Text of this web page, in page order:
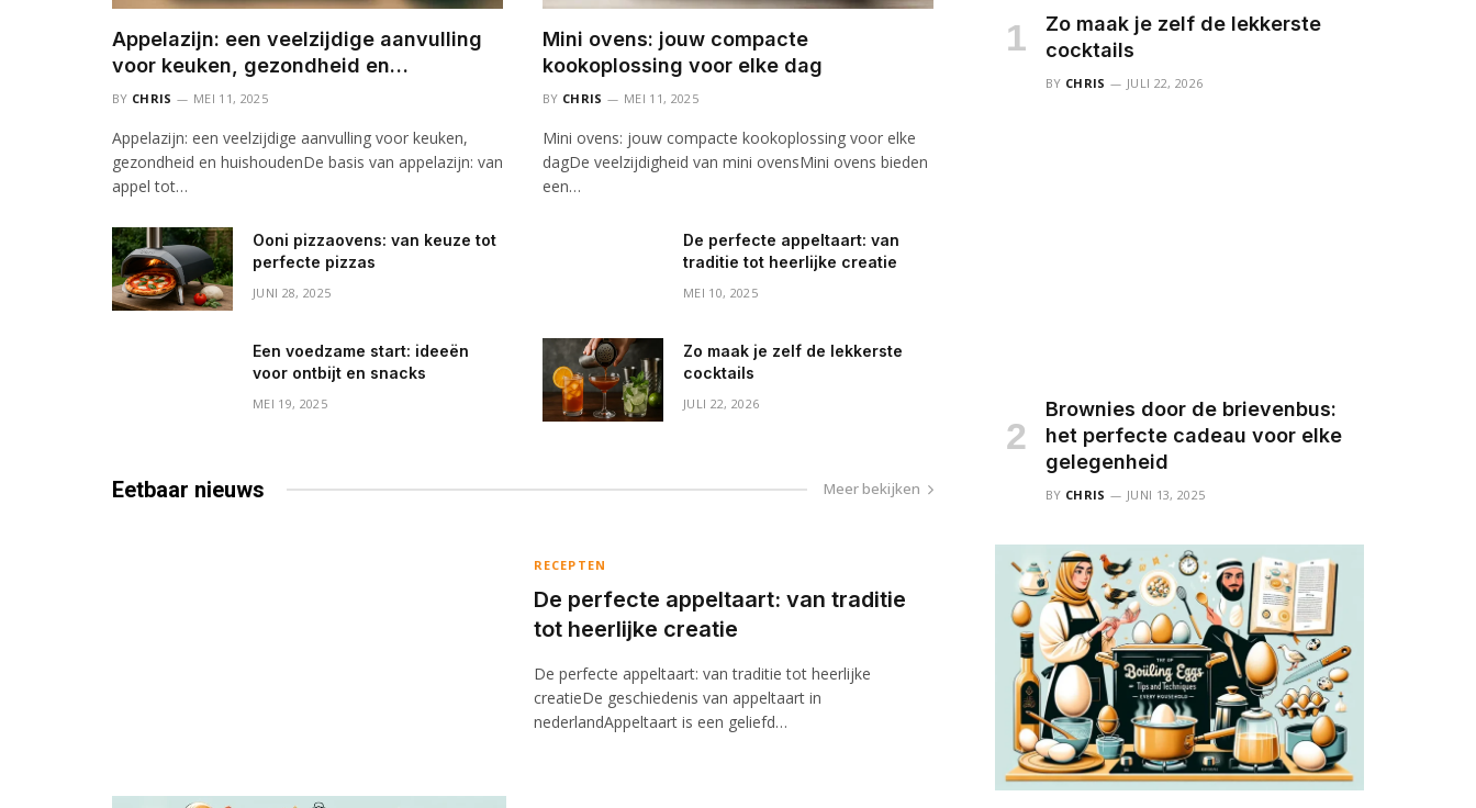
Appelazijn: een veelzijdige aanvulling
voor keuken, gezondheid en
huishouden
BY CHRIS MEI 11, 2025
Appelazijn: een veelzijdige aanvulling voor keuken,
gezondheid en huishoudenDe basis van appelazijn: van
appel tot…
Mini ovens: jouw compacte
kookoplossing voor elke dag
BY CHRIS MEI 11, 2025
Mini ovens: jouw compacte kookoplossing voor elke
dagDe veelzijdigheid van mini ovensMini ovens bieden
een…
Ooni pizzaovens: van keuze tot
perfecte pizzas
JUNI 28, 2025
De perfecte appeltaart: van
traditie tot heerlijke creatie
MEI 10, 2025
Een voedzame start: ideeën
voor ontbijt en snacks
MEI 19, 2025
Zo maak je zelf de lekkerste
cocktails
JULI 22, 2026
Eetbaar nieuws Meer bekijken
RECEPTEN
De perfecte appeltaart: van traditie
tot heerlijke creatie
De perfecte appeltaart: van traditie tot heerlijke
creatieDe geschiedenis van appeltaart in
nederlandAppeltaart is een geliefd…
Zo maak je zelf de lekkerste
cocktails
BY CHRIS JULI 22, 2026
Brownies door de brievenbus:
het perfecte cadeau voor elke
gelegenheid
BY CHRIS JUNI 13, 2025